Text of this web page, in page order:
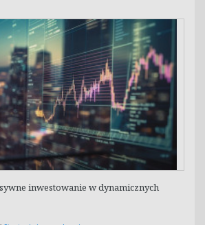
inwestowanie w dynamicznych